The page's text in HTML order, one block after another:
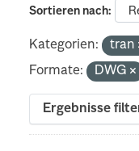
Sortieren nach
Kategorien: tran
Formate:
DWG
Ergebnisse